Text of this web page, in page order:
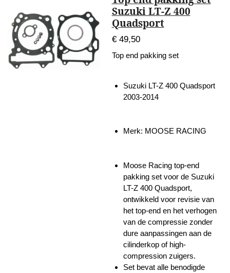
Suzuki LT-Z 400
Quadsport
€ 49,50
Top end pakking set
Suzuki LT-Z 400 Quadsport
2003-2014
Merk: MOOSE RACING
Moose Racing top-end
pakking set voor de Suzuki
LT-Z 400 Quadsport,
ontwikkeld voor revisie van
het top-end en het verhogen
van de compressie zonder
dure aanpassingen aan de
cilinderkop of high-
compression zuigers.
Set bevat alle benodigde